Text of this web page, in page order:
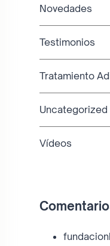
Novedades
Testimonios
Tratamiento
Uncategorized
Vídeos